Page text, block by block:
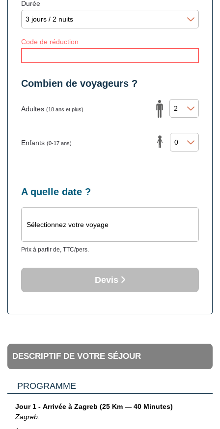
Durée
Code de réduction
Combien de voyageurs ?
Adultes (18 ans et plus)
Enfants (0-17 ans)
A quelle date ?
Sélectionnez votre voyage
Prix à partir de, TTC/pers.
Devis
DESCRIPTIF DE VOTRE SÉJOUR
PROGRAMME
Jour 1 - Arrivée à Zagreb (25 Km — 40 Minutes)
Zagreb.